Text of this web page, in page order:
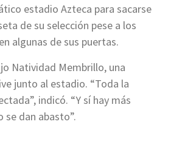
estadio Azteca para sacarse
de su selección pese a los
algunas de sus puertas.
Natividad Membrillo, una
junto al estadio. “Toda la
indicó. “Y sí hay más
se dan abasto”.